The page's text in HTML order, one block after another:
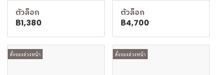
ตัวล็อก
฿1,380
ตัวล็อก
฿4,700
สั่งจองล่วงหน้า สั่งจองล่วงหน้า